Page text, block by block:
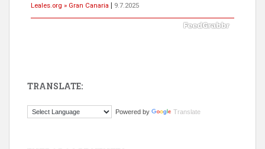
Leales.org » Gran Canaria
9.7.2025
El ayuntamiento se va a llevar a Los Gatos callejeros de la zona los
TRANSLATE:
Powered by Translate